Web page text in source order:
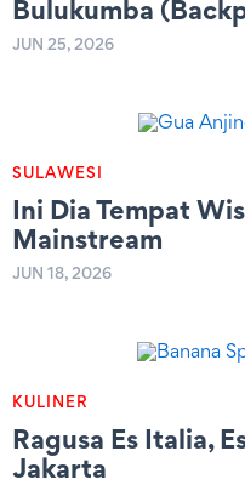
Bulukumba
JUN 25, 2026
SULAWESI
Ini Dia Tempat
Mainstream
JUN 18, 2026
KULINER
Ragusa Es Italia,
Jakarta